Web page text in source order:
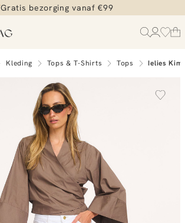
Gratis bezorging vanaf €99
Kleding Tops & T-Shirts Tops Ielies